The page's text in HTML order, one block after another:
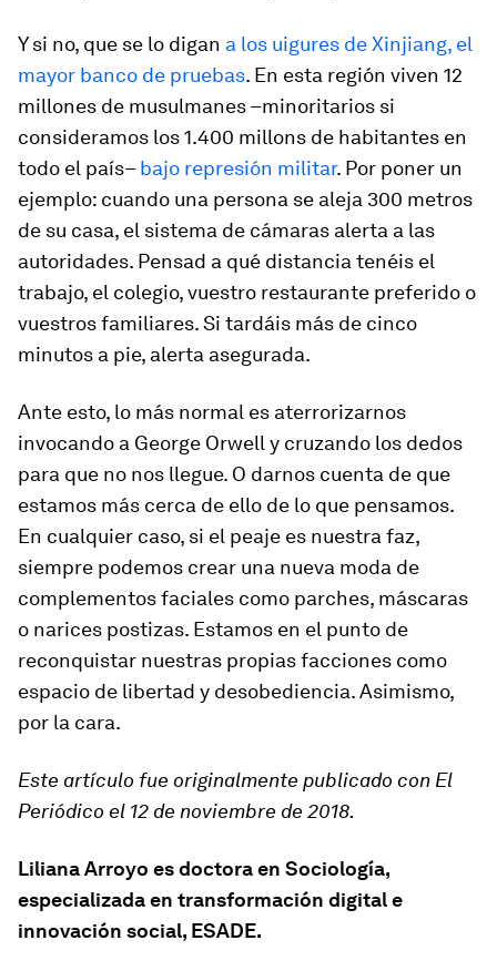
Y si no, que se lo digan a los uigures de Xinjiang, el
mayor banco de pruebas. En esta región viven 12
millones de musulmanes –minoritarios si
consideramos los 1.400 millons de habitantes en
todo el país–bajo represión militar. Por poner un
ejemplo: cuando una persona se aleja 300 metros
de su casa, el sistema de cámaras alerta a las
autoridades. Pensad a qué distancia tenéis el
trabajo, el colegio, vuestro restaurante preferido o
vuestros familiares. Si tardáis más de cinco
minutos a pie, alerta asegurada.
Ante esto, lo más normal es aterrorizarnos
invocando a George Orwell y cruzando los dedos
para que no nos llegue. O darnos cuenta de que
estamos más cerca de ello de lo que pensamos.
En cualquier caso, si el peaje es nuestra faz,
siempre podemos crear una nueva moda de
complementos faciales como parches, máscaras
o narices postizas. Estamos en el punto de
reconquistar nuestras propias facciones como
espacio de libertad y desobediencia. Asimismo,
por la cara.
Este artículo fue originalmente publicado con El
Periódico el 12 de noviembre de 2018.
Liliana Arroyo es doctora en Sociología,
especializada en transformación digital e
innovación social, ESADE.